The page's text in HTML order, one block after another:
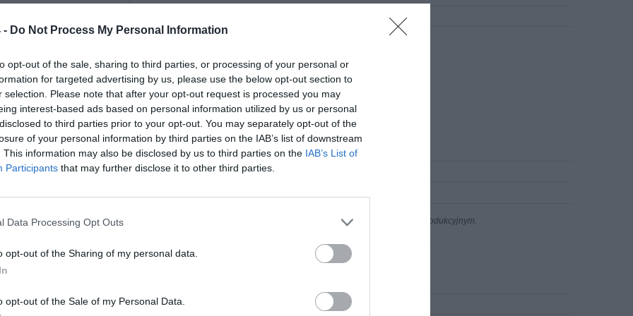
- Do Not Process My Personal Information
opt-out of the sale, sharing to third parties, or processing of your personal or
for targeted advertising by us, please use the below opt-out section to
selection. Please note that after your opt-out request is processed you may
interest-based ads based on personal information utilized by us or personal
to third parties prior to your opt-out. You may separately opt-out of the
of your personal information by third parties on the IAB’s list of downstream
This information may also be disclosed by us to third parties on the IAB’s List of
Participants that may further disclose it to other third parties.
Data Processing Opt Outs
opt-out of the Sharing of my personal data.
opt-out of the Sale of my Personal Data.
systemy operacyjne
Windows 8
Windows 7
Windows Vista
Windows XP
Mac OS 10.3.x lub nowszy
Linux 2.6x
Kolor: Czarny
jest wagą minimalną i może różnić się w zależności od konfiguracji oraz zmian występujących w procesie produkcyjnym.
HANDLOWE
SP032GBUF3B05V1K